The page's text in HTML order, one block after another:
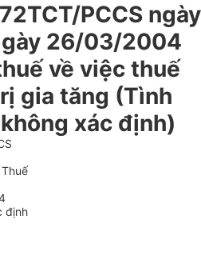
PCCS ngày
26/03/2004
về việc thuế
gia tăng (Tình
xác định)
định